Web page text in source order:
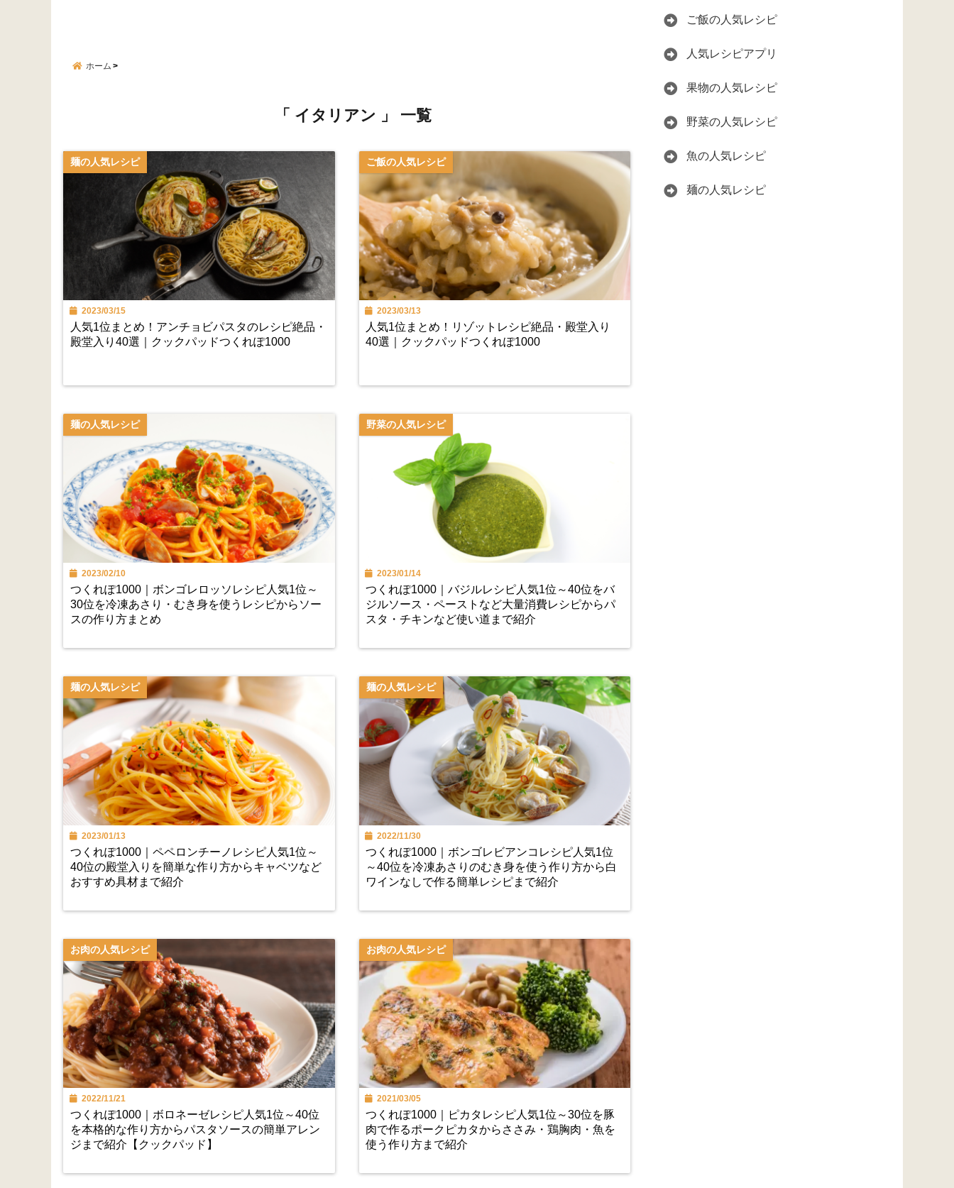
ホーム
「 イタリアン 」 一覧
麺の人気レシピ
2023/03/15
人気1位まとめ！アンチョビパスタのレシピ絶品・
殿堂入り40選｜クックパッドつくれぽ1000
ご飯の人気レシピ
2023/03/13
人気1位まとめ！リゾットレシピ絶品・殿堂入り
40選｜クックパッドつくれぽ1000
麺の人気レシピ
2023/02/10
つくれぽ1000｜ボンゴレロッソレシピ人気1位～
30位を冷凍あさり・むき身を使うレシピからソー
スの作り方まとめ
野菜の人気レシピ
2023/01/14
つくれぽ1000｜バジルレシピ人気1位～40位をバ
ジルソース・ペーストなど大量消費レシピからパ
スタ・チキンなど使い道まで紹介
麺の人気レシピ
2023/01/13
つくれぽ1000｜ペペロンチーノレシピ人気1位～
40位の殿堂入りを簡単な作り方からキャベツなど
おすすめ具材まで紹介
麺の人気レシピ
2022/11/30
つくれぽ1000｜ボンゴレビアンコレシピ人気1位
～40位を冷凍あさりのむき身を使う作り方から白
ワインなしで作る簡単レシピまで紹介
お肉の人気レシピ
2022/11/21
つくれぽ1000｜ボロネーゼレシピ人気1位～40位
を本格的な作り方からパスタソースの簡単アレン
ジまで紹介【クックパッド】
お肉の人気レシピ
2021/03/05
つくれぽ1000｜ピカタレシピ人気1位～30位を豚
肉で作るポークピカタからささみ・鶏胸肉・魚を
使う作り方まで紹介
ご飯の人気レシピ
人気レシピアプリ
果物の人気レシピ
野菜の人気レシピ
魚の人気レシピ
麺の人気レシピ